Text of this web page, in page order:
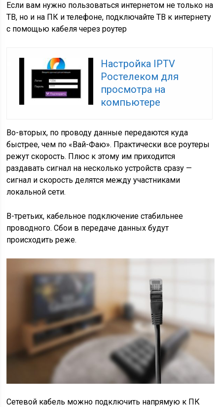
Если вам нужно пользоваться интернетом не только на
ТВ, но и на ПК и телефоне, подключайте ТВ к интернету
с помощью кабеля через роутер
Настройка IPTV
Ростелеком для
просмотра на
компьютере
Во-вторых, по проводу данные передаются куда
быстрее, чем по «Вай-Фаю». Практически все роутеры
режут скорость. Плюс к этому им приходится
раздавать сигнал на несколько устройств сразу —
сигнал и скорость делятся между участниками
локальной сети.
В-третьих, кабельное подключение стабильнее
проводного. Сбои в передаче данных будут
происходить реже.
Сетевой кабель можно подключить напрямую к ПК